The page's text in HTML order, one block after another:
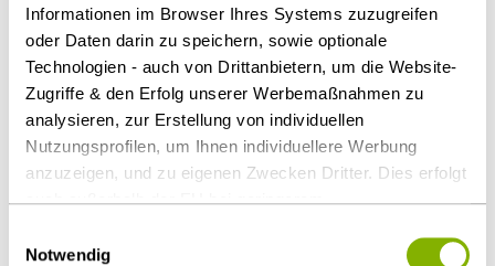
Informationen im Browser Ihres Systems zuzugreifen
oder Daten darin zu speichern, sowie optionale
Technologien - auch von Drittanbietern, um die Website-
Zugriffe & den Erfolg unserer Werbemaßnahmen zu
analysieren, zur Erstellung von individuellen
Nutzungsprofilen, um Ihnen individuellere Werbung
anzuzeigen, und zu eigenen Zwecken Dritter. Dies erfolgt
auch außerhalb der EU bei geringerem
Regelungen das Risiko des staatlichen Zugriffs &
Notwendig
Rahmenvereinbahrungen abrechnen. Maßgeblich ist,
dass der Auftraggeber die ausgeschriebenen
Maßnahmen zur Schadensbehebung für
wirtschaftlich und den Angebotspreis des jeweiligen
Bieters zum Zeitpunkt der Zuschlagserteilung für
angemessen halten durfte.